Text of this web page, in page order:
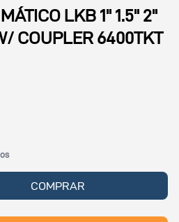
LKB 1" 1.5" 2"
COUPLER 6400TKT
COMPRAR